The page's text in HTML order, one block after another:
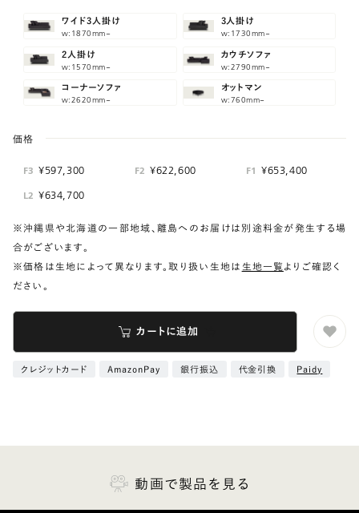
ワイド3人掛け
w:1870mm~
3人掛け
w:1730mm~
2人掛け
w:1570mm~
カウチソファ
w:2790mm~
コーナーソファ
w:2620mm~
オットマン
w:760mm~
価格
F3 ¥597,300 F2 ¥622,600 F1 ¥653,400
L2 ¥634,700
※沖縄県や北海道の一部地域、離島へのお届けは別途料金が発生する場
合がございます。
※価格は生地によって異なります。取り扱い生地は 生地一覧よりご確認く
ださい。
カートに追加
クレジットカード AmazonPay 銀行振込 代金引換 Paidy
動画で製品を見る